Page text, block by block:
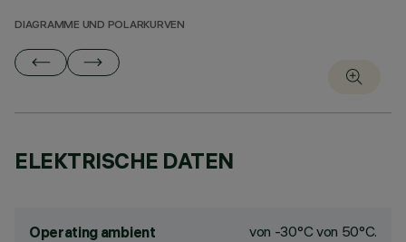
DIAGRAMME UND POLARKURVEN
ELEKTRISCHE DATEN
Operating ambient
von -30°C von 50°C.